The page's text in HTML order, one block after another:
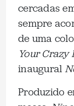
cercadas
sempre
de uma
Your Crazy
inaugural
Produzido